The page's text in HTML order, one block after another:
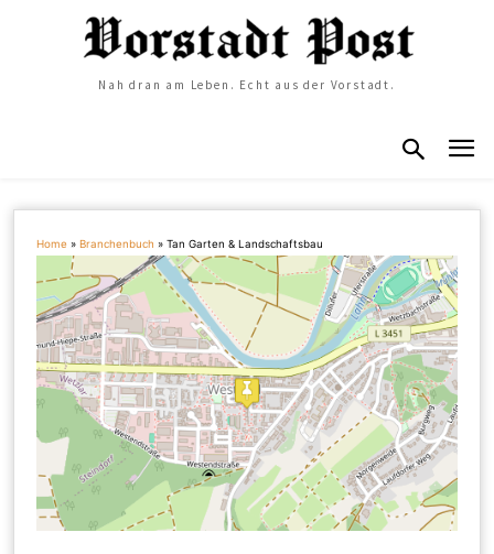
Nah dran am Leben. Echt aus der Vorstadt.
Home »Branchenbuch »Tan Garten & Landschaftsbau